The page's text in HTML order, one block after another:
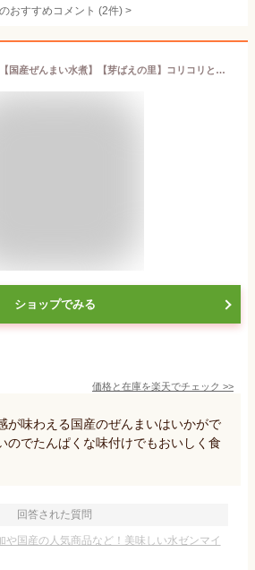
おすすめコメント (2件) >
ぜんまい 56g×2袋【国産ぜんまい水煮】【芽ばえの里】コリコリとした食感とクセのない味わいが美味しいゼンマイです。【山菜水煮 山菜 薇】ご飯のお供、お酒の肴、蕎麦、みそ汁の具にもお使い頂けます。【メール便対応】
ショップでみる
価格と在庫を楽天でチェック >>
が味わえる国産のぜんまいはいかがで
のでたんぱくな味付けでもおいしく食
回答された質問
や国産の人気商品など！美味しい水ゼンマイ